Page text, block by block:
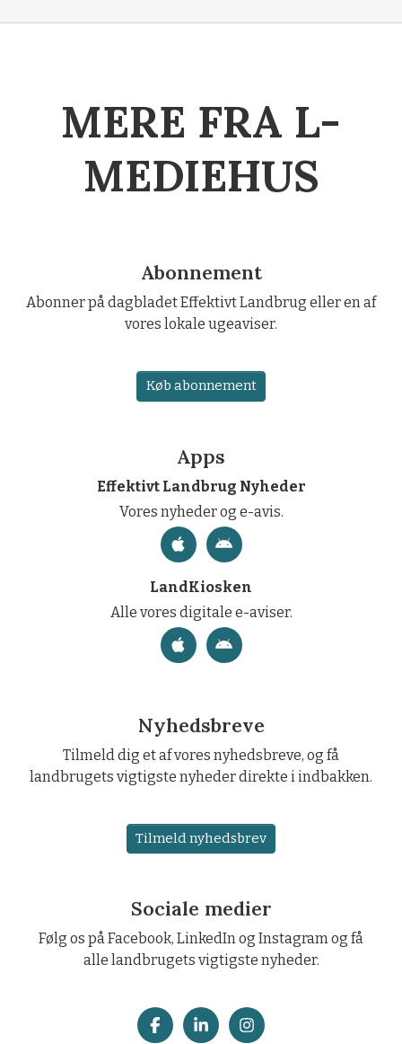
MERE FRA L-
MEDIEHUS
Abonnement
Abonner på dagbladet Effektivt Landbrug eller en af
vores lokale ugeaviser.
Køb abonnement
Apps
Effektivt Landbrug Nyheder
Vores nyheder og e-avis.
LandKiosken
Alle vores digitale e-aviser.
Nyhedsbreve
Tilmeld dig et af vores nyhedsbreve, og få
landbrugets vigtigste nyheder direkte i indbakken.
Tilmeld nyhedsbrev
Sociale medier
Følg os på Facebook, LinkedIn og Instagram og få
alle landbrugets vigtigste nyheder.